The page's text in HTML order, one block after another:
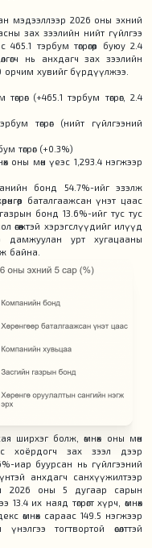
мэдээллээр 2026 оны эхний
зах зээлийн нийт гүйлгээ
тэрбум төгрөгөөр буюу 2.4
нь анхдагч зах зээлийн
орчим хувийг бүрдүүлжээ.
(+465.1 тэрбум төгрөг, 2.4
төгрөг (нийт гүйлгээний
төгрөг (+0.3%)
оны мөн үеэс 1,293.4 нэгжээр
бонд 54.7%-ийг эзэлж
баталгаажсан үнэт цаас
бонд 13.6%-ийг тус тус
өгөөжтэй хэрэгслүүдийг илүүд
дамжуулан урт хугацааны
байна.
ширхэг болж, өмнөх оны мөн
хоёрдогч зах зээл дээр
иар буурсан нь гүйлгээний
анхдагч санхүүжилтээр
2026 оны 5 дугаар сарын
их наяд төгрөгт хүрч, өмнөх
өмнөх сараас 149.5 нэгжээр
тогтвортой өсөлттэй